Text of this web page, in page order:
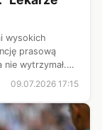
wysokich
prasową
wytrzymał.
09.07.2026 17:15